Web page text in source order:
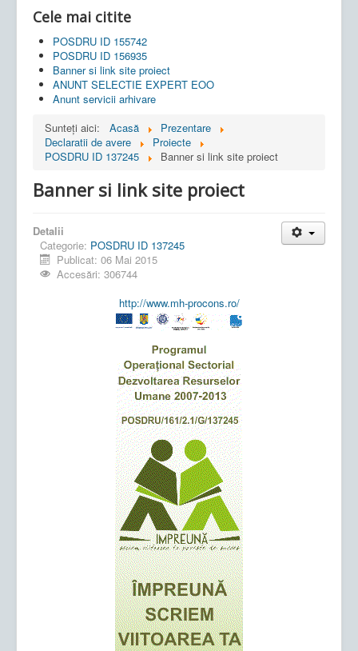
Cele mai citite
POSDRU ID 155742
POSDRU ID 156935
Banner si link site proiect
ANUNT SELECTIE EXPERT EOO
Anunt servicii arhivare
Sunteți aici:
Acasă
Prezentare
Declaratii de avere
Proiecte
POSDRU ID 137245
Banner si link site proiect
Banner si link site proiect
Detalii
Categorie: POSDRU ID 137245
Publicat: 06 Mai 2015
Accesări: 306744
http://www.mh-procons.ro/